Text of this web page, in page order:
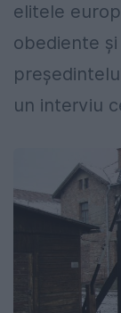
elitele
obediente și
un interviu